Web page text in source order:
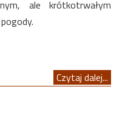
ale krótkotrwałym
Czytaj dalej...